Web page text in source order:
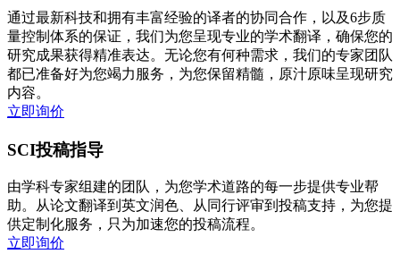
通过最新科技和拥有丰富经验的译者的协同合作，以及6步质
量控制体系的保证，我们为您呈现专业的学术翻译，确保您的
研究成果获得精准表达。无论您有何种需求，我们的专家团队
都已准备好为您竭力服务，为您保留精髓，原汁原味呈现研究
内容。
立即询价
SCI投稿指导
由学科专家组建的团队，为您学术道路的每一步提供专业帮
助。从论文翻译到英文润色、从同行评审到投稿支持，为您提
供定制化服务，只为加速您的投稿流程。
立即询价